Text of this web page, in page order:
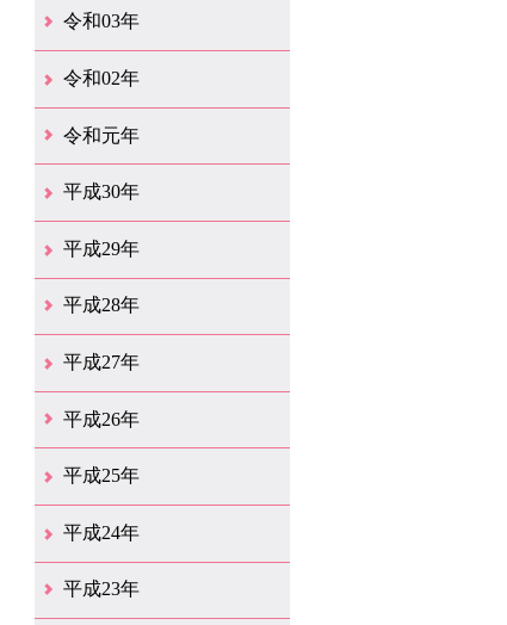
12月（41）
11月（21）
10月（32）
9月（33）
8月（31）
7月（25）
6月（29）
5月（16）
4月（48）
3月（42）
2月（23）
1月（31）
令和03年
12月（26）
11月（25）
10月（18）
9月（33）
8月（25）
7月（28）
6月（24）
5月（24）
4月（35）
3月（68）
2月（18）
1月（44）
令和02年
12月（39）
11月（18）
10月（25）
9月（20）
8月（31）
7月（28）
6月（41）
5月（36）
4月（49）
3月（68）
2月（38）
1月（12）
令和元年
12月（19）
11月（19）
10月（32）
9月（22）
8月（15）
7月（18）
6月（24）
5月（11）
4月（41）
3月（19）
2月（10）
1月（8）
平成30年
12月（15）
11月（11）
10月（17）
9月（14）
8月（11）
7月（41）
6月（12）
5月（13）
4月（21）
3月（35）
2月（12）
1月（11）
平成29年
12月（12）
11月（11）
10月（16）
9月（19）
8月（15）
7月（19）
6月（4）
5月（9）
4月（6）
3月（9）
2月（1）
1月（4）
平成28年
12月（6）
11月（7）
10月（10）
9月（11）
8月（5）
7月（10）
6月（9）
5月（8）
4月（20）
3月（31）
2月（11）
1月（6）
平成27年
12月（15）
11月（9）
10月（6）
9月（9）
8月（3）
7月（10）
6月（14）
5月（10）
4月（23）
3月（29）
2月（17）
1月（9）
平成26年
12月（11）
11月（11）
10月（9）
9月（11）
8月（12）
7月（9）
6月（12）
5月（5）
4月（14）
3月（12）
2月（8）
1月（9）
平成25年
12月（12）
11月（6）
10月（7）
9月（10）
8月（6）
7月（9）
6月（7）
5月（8）
4月（8）
3月（12）
2月（17）
1月（7）
平成24年
12月（8）
11月（5）
10月（7）
9月（10）
8月（5）
7月（7）
6月（9）
5月（7）
4月（7）
3月（12）
2月（2）
1月（4）
平成23年